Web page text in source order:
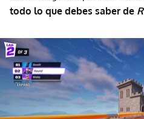
todo lo que debes saber de